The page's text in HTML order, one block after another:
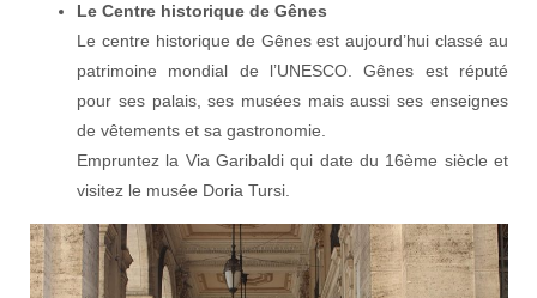
Le Centre historique de Gênes
Le centre historique de Gênes est aujourd’hui classé au
patrimoine mondial de l’UNESCO. Gênes est réputé
pour ses palais, ses musées mais aussi ses enseignes
de vêtements et sa gastronomie.
Empruntez la Via Garibaldi qui date du 16ème siècle et
visitez le musée Doria Tursi.